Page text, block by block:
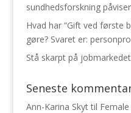
sundhedsforskning
Hvad har “Gift ved første
gøre? Svaret er:
Stå skarpt på jobmarkedet
Seneste
Ann-Karina Skyttil